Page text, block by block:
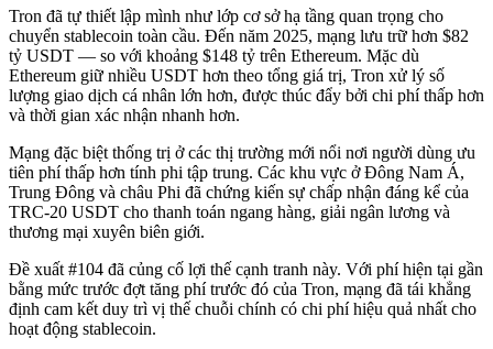
Tron đã tự thiết lập mình như lớp cơ sở hạ tầng quan trọng cho
chuyển stablecoin toàn cầu. Đến năm 2025, mạng lưu trữ hơn $82
tỷ USDT — so với khoảng $148 tỷ trên Ethereum. Mặc dù
Ethereum giữ nhiều USDT hơn theo tổng giá trị, Tron xử lý số
lượng giao dịch cá nhân lớn hơn, được thúc đẩy bởi chi phí thấp hơn
và thời gian xác nhận nhanh hơn.
Mạng đặc biệt thống trị ở các thị trường mới nổi nơi người dùng ưu
tiên phí thấp hơn tính phi tập trung. Các khu vực ở Đông Nam Á,
Trung Đông và châu Phi đã chứng kiến sự chấp nhận đáng kể của
TRC-20 USDT cho thanh toán ngang hàng, giải ngân lương và
thương mại xuyên biên giới.
Đề xuất #104 đã củng cố lợi thế cạnh tranh này. Với phí hiện tại gần
bằng mức trước đợt tăng phí trước đó của Tron, mạng đã tái khẳng
định cam kết duy trì vị thế chuỗi chính có chi phí hiệu quả nhất cho
hoạt động stablecoin.